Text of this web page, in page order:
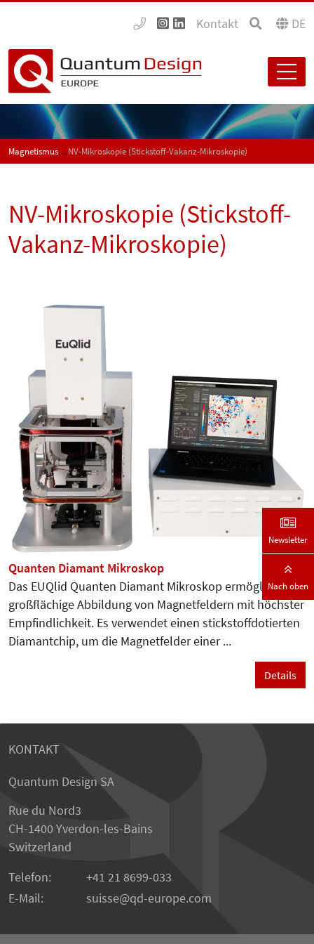
Kontakt DE
MagnetismusNV-Mikroskopie (Stickstoff-Vakanz-Mikroskopie)
NV-Mikroskopie (Stickstoff-
Vakanz-Mikroskopie)
Quanten Diamant Mikroskop
Das EUQlid Quanten Diamant Mikroskop ermöglicht die
großflächige Abbildung von Magnetfeldern mit höchster
Empfindlichkeit. Es verwendet einen stickstoffdotierten
Diamantchip, um die Magnetfelder einer ...
Details
KONTAKT
Quantum Design SA
Rue du Nord3
CH-1400 Yverdon-les-Bains
Switzerland
Telefon:
+41 21 8699-033
E-Mail:
suisse qd-europe.com
Newsletter
Nach oben